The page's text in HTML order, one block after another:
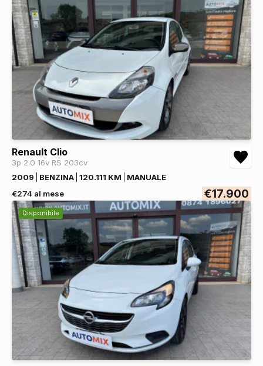
Renault Clio
3p 2.0 16v RS 203cv
2009
BENZINA 120.111 KM
MANUALE
€274 al mese
€17.900
Disponibile